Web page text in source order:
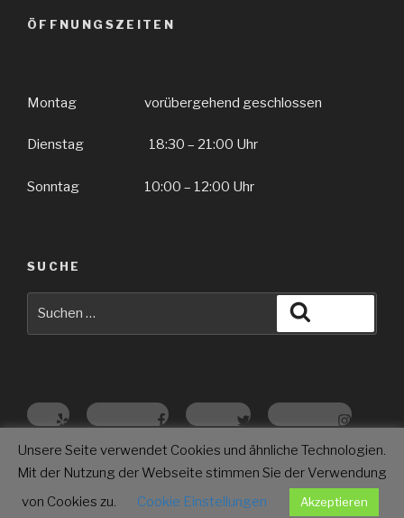
ÖFFNUNGSZEITEN
Montag vorübergehend geschlossen
Dienstag 18:30 – 21:00 Uhr
Sonntag 10:00 – 12:00 Uhr
SUCHE
Yelp Facebook Twitter
Instagram
E-Mail
Stolz präsentiert von WordPress
Unsere Seite verwendet Cookies und ähnliche Technologien.
Mit der Nutzung der Webseite stimmen Sie der Verwendung
von Cookies zu.
Cookie Einstellungen Akzeptieren